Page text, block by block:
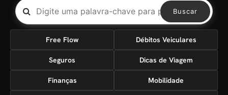
Buscar
Free Flow Débitos Veiculares
Seguros Dicas de Viagem
Finanças Mobilidade